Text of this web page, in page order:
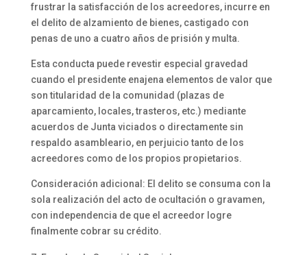
frustrar la satisfacción de los acreedores, incurre en
el delito de alzamiento de bienes, castigado con
penas de uno a cuatro años de prisión y multa.
Esta conducta puede revestir especial gravedad
cuando el presidente enajena elementos de valor que
son titularidad de la comunidad (plazas de
aparcamiento, locales, trasteros, etc.) mediante
acuerdos de Junta viciados o directamente sin
respaldo asambleario, en perjuicio tanto de los
acreedores como de los propios propietarios.
Consideración adicional: El delito se consuma con la
sola realización del acto de ocultación o gravamen,
con independencia de que el acreedor logre
finalmente cobrar su crédito.